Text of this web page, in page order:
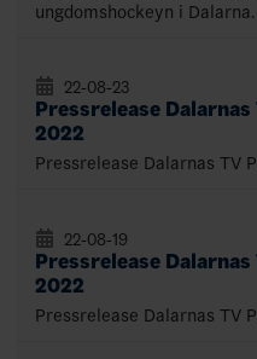
ungdomshockeyn i Dalarna.
Pressrelease
2022
22-08-23
Pressrelease Dalarnas TV
Pressrelease
2022
22-08-19
Pressrelease Dalarnas TV